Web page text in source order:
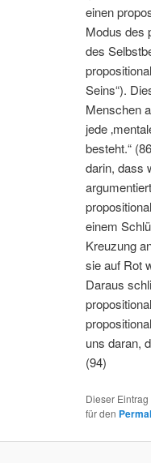
einen
Modus des
des
Seins“).
Menschen
jede
besteht.“
darin, dass
einem
Kreuzung
sie auf Rot
Daraus
uns daran,
(94)
Dieser
für den